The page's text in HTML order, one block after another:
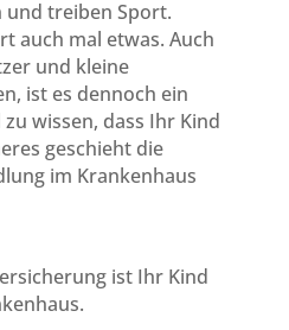
und treiben Sport.
auch mal etwas. Auch
und kleine
ist es dennoch ein
wissen, dass Ihr Kind
geschieht die
im Krankenhaus
ist Ihr Kind